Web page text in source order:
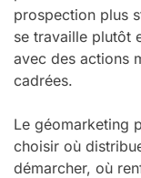
prospection plus
se travaille plutôt
avec des actions
cadrées.
Le géomarketing
choisir où
démarcher, où